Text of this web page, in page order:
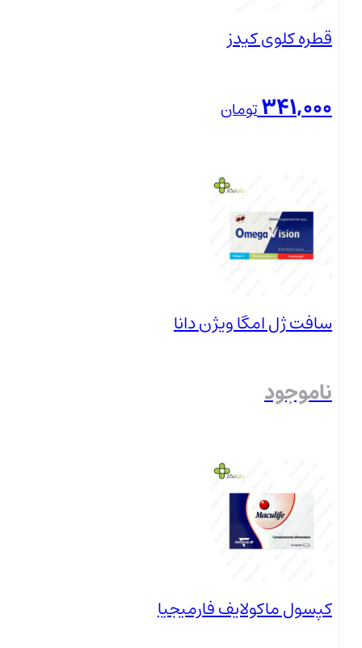
قطره کلوی کیدز
341,000تومان
سافت ژل امگا ویژن دانا
ناموجود
کپسول ماکولایف فارمیجیا